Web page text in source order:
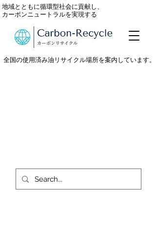
全国の使用済み油リサイクル場所を案内しています。
地域とともに循環型社会に貢献し、
カーボンニュートラルを実現する